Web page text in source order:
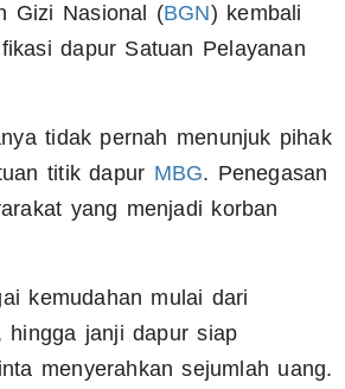
Gizi Nasional (BGN) kembali
dapur Satuan Pelayanan
tidak pernah menunjuk pihak
titik dapur MBG. Penegasan
yang menjadi korban
kemudahan mulai dari
hingga janji dapur siap
menyerahkan sejumlah uang.